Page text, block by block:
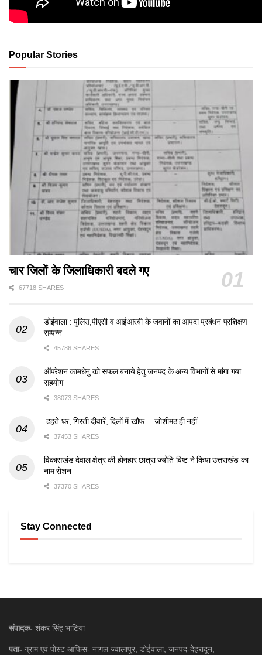
Popular Stories
चार जिलों के जिलाधिकारी बदले गए
67718 SHARES
डोईवाला : पुलिस,पीएसी व आईआरबी के जवानों का आपदा प्रबंधन प्रशिक्षण
सम्पन्न
45786 SHARES
ऑपरेशन कामधेनु को सफल बनाये हेतु जनपद के अन्य विभागों से मांगा गया
सहयोग
38073 SHARES
ढहते घर, गिरती दीवारें, दिलों में खौफ… जोशीमठ ही नहीं
37453 SHARES
विकासखंड देवाल क्षेत्र की होनहार छात्रा ज्योति बिष्ट ने किया उत्तराखंड का
नाम रोशन
37370 SHARES
Stay Connected
संपादक- शंकर सिंह भाटिया
पता- ग्राम एवं पोस्ट आफिस- नागल ज्वालापुर, डोईवाला, जनपद-देहरादून,